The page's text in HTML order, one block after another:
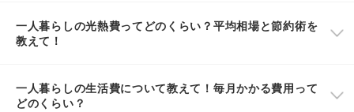
一人暮らしの光熱費ってどのくらい？平均相場と節約術を
教えて！
一人暮らしの生活費について教えて！毎月かかる費用って
どのくらい？